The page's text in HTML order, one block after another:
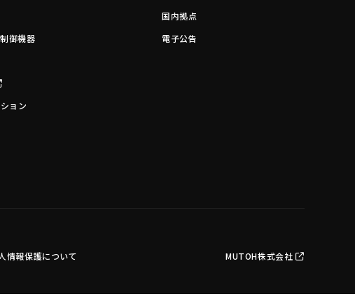
御機器
ョン
国内拠点
電子公告
情報保護について MUTOH株式会社